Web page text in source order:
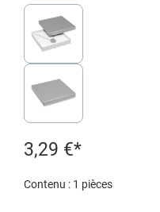
3,29 €*
Contenu : 1 pièces